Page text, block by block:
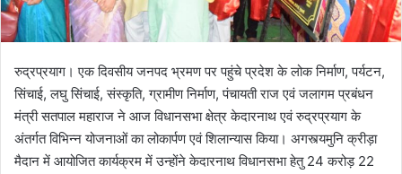
रुद्रप्रयाग। एक दिवसीय जनपद भ्रमण पर पहुंचे प्रदेश के लोक निर्माण, पर्यटन,
सिंचाई, लघु सिंचाई, संस्कृति, ग्रामीण निर्माण, पंचायती राज एवं जलागम प्रबंधन
मंत्री सतपाल महाराज ने आज विधानसभा क्षेत्र केदारनाथ एवं रुद्रप्रयाग के
अंतर्गत विभिन्न योजनाओं का लोकार्पण एवं शिलान्यास किया। अगस्त्यमुनि क्रीड़ा
मैदान में आयोजित कार्यक्रम में उन्होंने केदारनाथ विधानसभा हेतु 24 करोड़ 22